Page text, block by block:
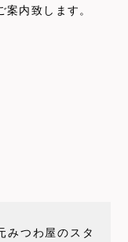
内致します。
みつわ屋のスタ